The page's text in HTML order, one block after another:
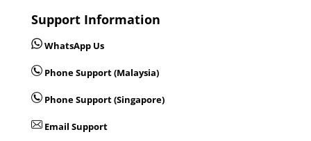
Support Information
WhatsApp Us
Phone Support (Malaysia)
Phone Support (Singapore)
Email Support